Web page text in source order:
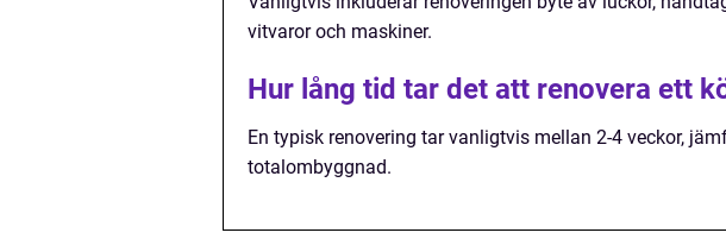
vitvaror och maskiner.
Hur lång tid tar det att renovera ett
En typisk renovering tar vanligtvis mellan 2-4 veckor,
totalombyggnad.